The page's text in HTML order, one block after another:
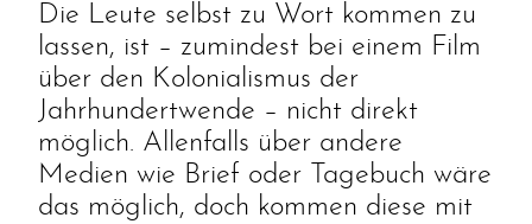
Die Leute selbst zu Wort kommen zu
lassen, ist – zumindest bei einem Film
über den Kolonialismus der
Jahrhundertwende – nicht direkt
möglich. Allenfalls über andere
Medien wie Brief oder Tagebuch wäre
das möglich, doch kommen diese mit